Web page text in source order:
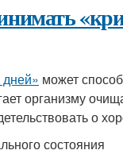
дней» может
организму
о
состояния